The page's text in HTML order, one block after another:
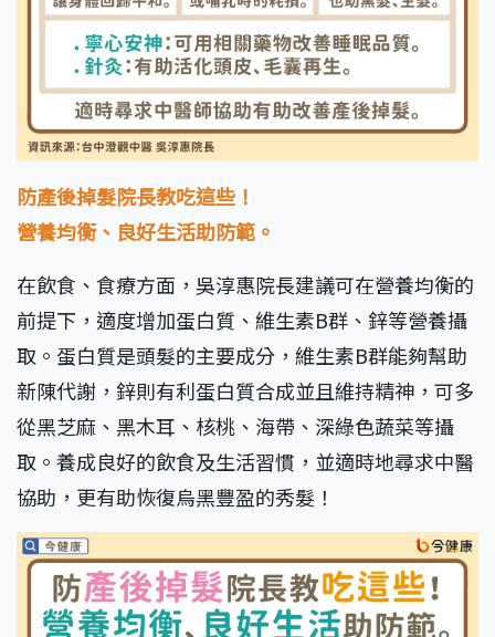
防產後掉髮院長教吃這些！
營養均衡、良好生活助防範。
在飲食、食療方面，吳淳惠院長建議可在營養均衡的
前提下，適度增加蛋白質、維生素B群、鋅等營養攝
取。蛋白質是頭髮的主要成分，維生素B群能夠幫助
新陳代謝，鋅則有利蛋白質合成並且維持精神，可多
從黑芝麻、黑木耳、核桃、海帶、深綠色蔬菜等攝
取。養成良好的飲食及生活習慣，並適時地尋求中醫
協助，更有助恢復烏黑豐盈的秀髮！